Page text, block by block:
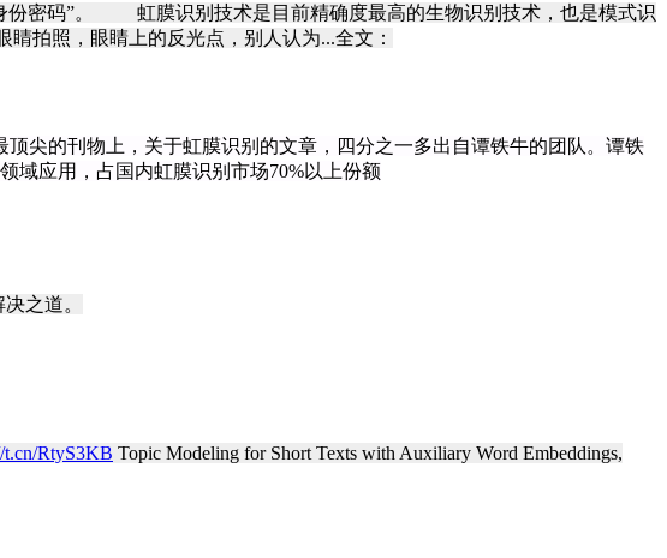
份密码”。 虹膜识别技术是目前精确度最高的生物识别技术，也是模式识
拍照，眼睛上的反光点，别人认为...全文：
尖的刊物上，关于虹膜识别的文章，四分之一多出自谭铁牛的团队。谭铁
域应用，占国内虹膜识别市场70%以上份额
之道。
t.cn/RtyS3KB Topic Modeling for Short Texts with Auxiliary Word Embeddings,